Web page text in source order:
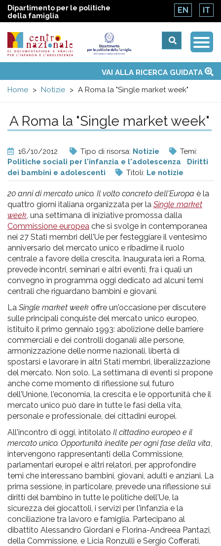
Dipartimento per le politiche
della famiglia
EN IT
Centro
nazionale
di
Documentazione
e
analisi
pr
l'infanzia
e
l'adolescenza
menu
Temi
Attività
Convenzione ONUVAI ALLA RICERCA GUIDATA
Home
Notizie A Roma la "Single market week"
A Roma la "Single market week"
16/10/2012 Tipo di risorsa: Notizie
Temi:
Politiche sociali per l'infanzia e l'adolescenza
Diritti
dei bambini e adolescenti
Titoli: Le notizie
20 anni di mercato unico. Il volto concreto dell'Europa è la
quattro giorni italiana organizzata per la Single market
week, una settimana di iniziative promossa dalla
Commissione europea che si svolge in contemporanea
nei 27 Stati membri dell'Ue per festeggiare il ventesimo
anniversario del mercato unico e ribadirne il ruolo
centrale a favore della crescita. Inaugurata ieri a Roma,
prevede incontri, seminari e altri eventi, fra i quali un
convegno in programma oggi dedicato ad alcuni temi
centrali che riguardano bambini e giovani.
La Single market week offre un'occasione per discutere
sulle principali conquiste del mercato unico europeo,
istituito il primo gennaio 1993: abolizione delle barriere
commerciali e dei controlli doganali alle persone,
armonizzazione delle norme nazionali, libertà di
spostarsi e lavorare in altri Stati membri, liberalizzazione
del mercato. Non solo. La settimana di eventi si propone
anche come momento di riflessione sul futuro
dell'Unione, l'economia, la crescita e le opportunità che il
mercato unico può dare in tutte le fasi della vita,
personale e professionale, dei cittadini europei.
All'incontro di oggi, intitolato Il cittadino europeo e il
mercato unico. Opportunità inedite per ogni fase della vita,
intervengono rappresentanti della Commissione,
parlamentari europei e altri relatori, per approfondire
temi che interessano bambini, giovani, adulti e anziani. La
prima sessione, in particolare, prevede una riflessione sui
diritti del bambino in tutte le politiche dell'Ue, la
sicurezza dei giocattoli, i servizi per l'infanzia e la
conciliazione tra lavoro e famiglia. Partecipano al
dibattito Alessandro Giordani e Florina-Andreea Pantazi,
della Commissione, e Licia Ronzulli e Sergio Cofferati,